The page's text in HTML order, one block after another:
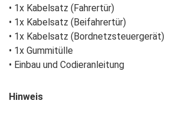
• 1x Kabelsatz (Fahrertür)
• 1x Kabelsatz (Beifahrertür)
• 1x Kabelsatz (Bordnetzsteuergerät)
• 1x Gummitülle
• Einbau und Codieranleitung
Hinweis